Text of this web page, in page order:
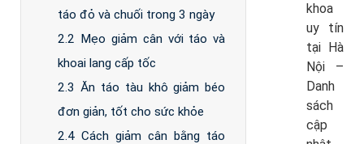
táo đỏ và chuối trong 3 ngày
2.2 Mẹo giảm cân với táo và
khoai lang cấp tốc
2.3 Ăn táo tàu khô giảm béo
đơn giản, tốt cho sức khỏe
2.4 Cách giảm cân bằng táo
khoa
uy tín
tại Hà
Nội –
Danh
sách
cập